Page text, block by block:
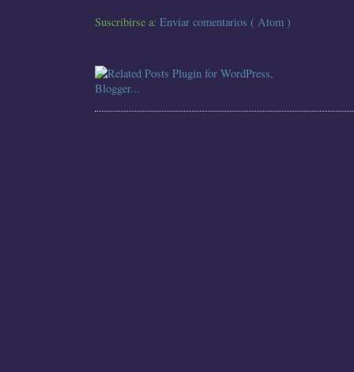
Suscribirse a: Enviar comentarios ( Atom )